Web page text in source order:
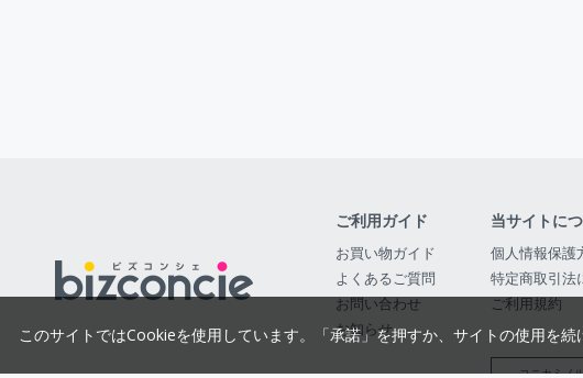
ご利用ガイド
お買い物ガイド
よくあるご質問
お問い合わせ
お知らせ
当サイトに
個人情報保護
特定商取引法
ご利用規約
コニカミノ
このサイトではCookieを使用しています。「承諾」を押すか、サイトの使用を